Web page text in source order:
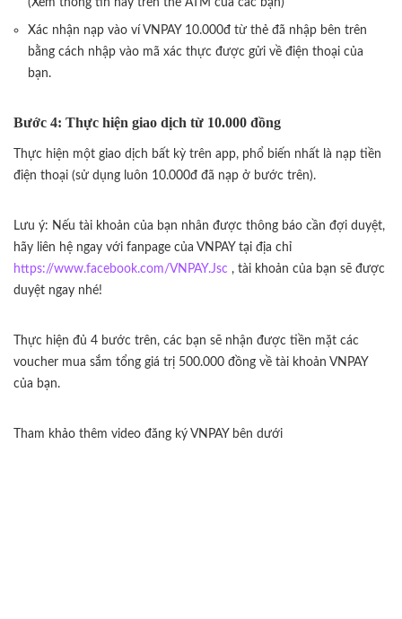
Xác nhận nạp vào ví VNPAY 10.000đ từ thẻ đã nhập bên trên
bằng cách nhập vào mã xác thực được gửi về điện thoại của
bạn.
Bước 4: Thực hiện giao dịch từ 10.000 đồng
Thực hiện một giao dịch bất kỳ trên app, phổ biến nhất là nạp tiền
điện thoại (sử dụng luôn 10.000đ đã nạp ở bước trên).
Lưu ý: Nếu tài khoản của bạn nhân được thông báo cần đợi duyệt,
hãy liên hệ ngay với fanpage của VNPAY tại địa chỉ
https://www.facebook.com/VNPAY.Jsc , tài khoản của bạn sẽ được
duyệt ngay nhé!
Thực hiện đủ 4 bước trên, các bạn sẽ nhận được tiền mặt các
voucher mua sắm tổng giá trị 500.000 đồng về tài khoản VNPAY
của bạn.
Tham khảo thêm video đăng ký VNPAY bên dưới